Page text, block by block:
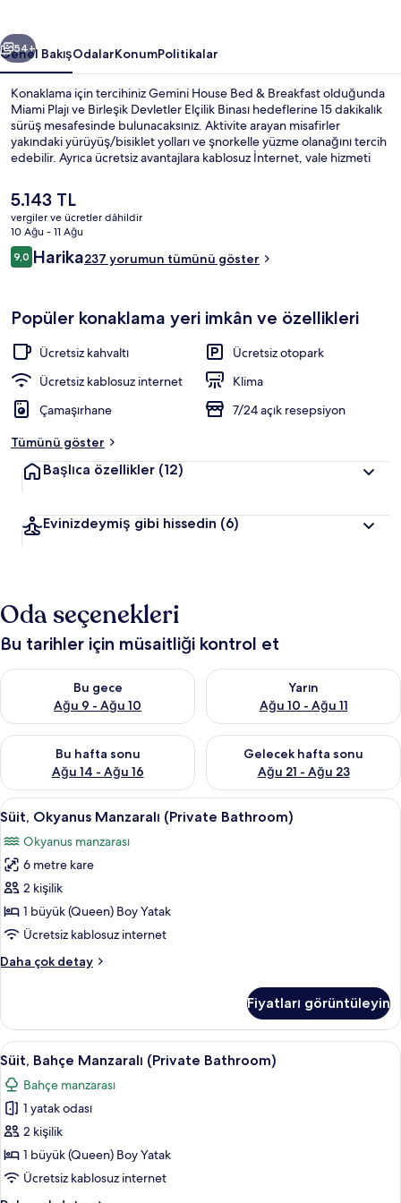
Sonraki
54+
Genel BakışOdalarKonumPolitikalar
Konaklama için tercihiniz Gemini House Bed & Breakfast olduğunda
Miami Plajı ve Birleşik Devletler Elçilik Binası hedeflerine 15 dakikalık
sürüş mesafesinde bulunacaksınız. Aktivite arayan misafirler
yakındaki yürüyüş/bisiklet yolları ve şnorkelle yüzme olanağını tercih
edebilir. Ayrıca ücretsiz avantajlara kablosuz İnternet, vale hizmeti
dahildir. Teras, bahçe ve bisiklet transfer aracı gibi diğer özellikler
mevcuttur. Misafirler arasında kahvaltı seviliyor.
Şu
anki
fiyat
5.143 TL
5.143 TL
vergiler ve ücretler dâhildir
10 Ağu - 11 Ağu
Yorumlar
9,09,0/10
Harika237 yorumun tümünü göster
Popüler konaklama yeri imkân ve özellikleri
Ücretsiz kahvaltı
Ücretsiz otopark
Ücretsiz kablosuz internet
Klima
Çamaşırhane
7/24 açık resepsiyon
Tümünü göster
Başlıca özellikler (12)
Evinizdeymiş gibi hissedin (6)
Oda seçenekleri
Bu tarihler için müsaitliği kontrol et
Bu gece
Ağu 9 - Ağu 10
Bu gece için müsaitliği kontrol et Ağu 9 - Ağu 10
Yarın
Ağu 10 - Ağu 11
Yarın için müsaitliği kontrol et
Bu hafta sonu
Ağu 14 - Ağu 16
Bu hafta sonu için müsaitliği kontrol et Ağu 14 - Ağu 16
Gelecek hafta sonu
Ağu 21 - Ağu 23
Önümüzdeki hafta sonu için
Süit,
Okyanus
Manzaralı
(Private
Bathroom)
için
tüm
görün
Süit, Okyanus Manzaralı (Private
9
Süit, Okyanus Manzaralı (Private Bathroom)
Okyanus manzarası
6 metre kare
2 kişilik
1 büyük (Queen) Boy Yatak
Ücretsiz kablosuz internet
Daha çok detay
Süit,
Bathroom)
hakkında
daha
fazla
detay
Fiyatları görüntüleyin
Süit,
Bahçe
Manzaralı
(Private
Bathroom)
için
tüm
Süit, Bahçe Manzaralı (Private
9
Süit, Bahçe Manzaralı (Private Bathroom)
Bahçe manzarası
1 yatak odası
2 kişilik
1 büyük (Queen) Boy Yatak
Ücretsiz kablosuz internet